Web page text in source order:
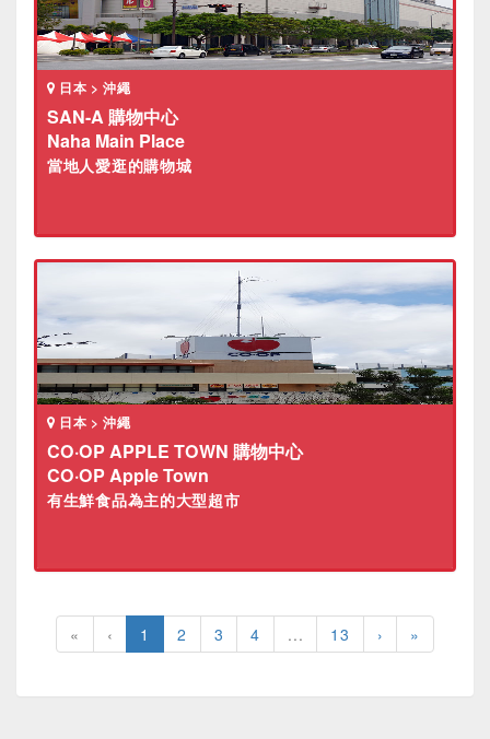
日本 > 沖繩
SAN-A 購物中心
Naha Main Place
當地人愛逛的購物城
日本 > 沖繩
CO·OP APPLE TOWN 購物中心
CO·OP Apple Town
有生鮮食品為主的大型超市
« ‹ 1 2 3 4 ... 13 › »